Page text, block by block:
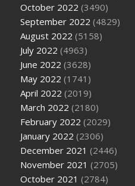
October 2022 (3490)
September 2022 (4829)
August 2022 (5158)
July 2022 (4963)
June 2022 (3628)
May 2022 (1741)
April 2022 (2019)
March 2022 (2180)
February 2022 (2029)
January 2022 (2306)
December 2021 (2446)
November 2021 (2705)
October 2021 (2784)